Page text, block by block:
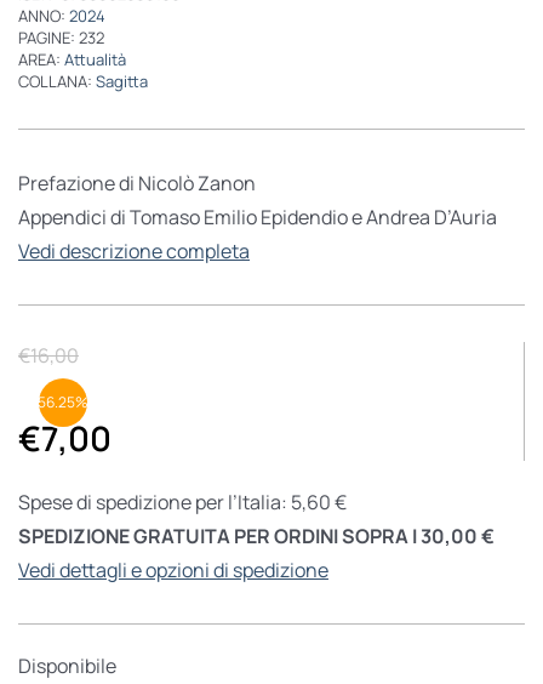
ANNO: 2024
PAGINE: 232
AREA: Attualità
COLLANA: Sagitta
Prefazione di Nicolò Zanon
Appendici di Tomaso Emilio Epidendio e Andrea D’Auria
Vedi descrizione completa
€16,00
€7,00
56.25%
Spese di spedizione per l’Italia: 5,60 €
SPEDIZIONE GRATUITA PER ORDINI SOPRA I 30,00 €
Vedi dettagli e opzioni di spedizione
Disponibile